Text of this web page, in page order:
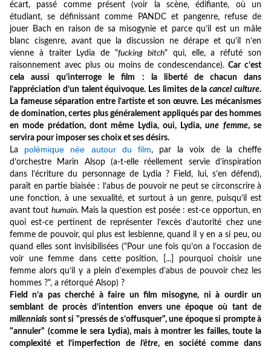
écart, passé comme présent (voir la scène, édifiante, où un
étudiant, se définissant comme PANDC et pangenre, refuse de
jouer Bach en raison de sa misogynie et parce qu’il est un mâle
blanc cisgenre, avant que la discussion ne dérape et qu’il n’en
vienne à traiter Lydia de "fucking bitch" qui, elle, a réfuté son
raisonnement avec plus ou moins de condescendance). Car c’est
cela aussi qu’interroge le film : la liberté de chacun dans
l’appréciation d’un talent équivoque. Les limites de lacancel culture.
La fameuse séparation entre l’artiste et son œuvre. Les mécanismes
de domination, certes plus généralement appliqués par des hommes
en mode prédation, dont même Lydia, oui, Lydia,une femme, se
servira pour imposer ses choix et ses désirs.
La
polémique née autour du film, par la voix de la cheffe
d’orchestre Marin Alsop (a-t-elle réellement servie d’inspiration
dans l’écriture du personnage de Lydia ? Field, lui, s’en défend),
paraît en partie biaisée : l’abus de pouvoir ne peut se circonscrire à
une fonction, à une sexualité, et surtout à un genre, puisqu’il est
avant tout humain. Mais la question est posée : est-ce opportun, en
quoi est-ce pertinent de représenter l’excès d’autorité chez une
femme de pouvoir, qui plus est lesbienne, quand il y en a si peu, ou
quand elles sont invisibilisées ("Pour une fois qu’on a l’occasion de
voir une femme dans cette position, [...] pourquoi choisir une
femme alors qu’il y a plein d’exemples d’abus de pouvoir chez les
hommes ?", a rétorqué Alsop) ?
Field n’a pas cherché à faire un film misogyne, ni à ourdir un
semblant de procès d’intention envers une époque où tant de
millennials sont si "pressés de s’offusquer", une époque si prompte à
"annuler" (comme le sera Lydia), mais à montrer les failles, toute la
complexité et l’imperfection de l’être, en société comme dans